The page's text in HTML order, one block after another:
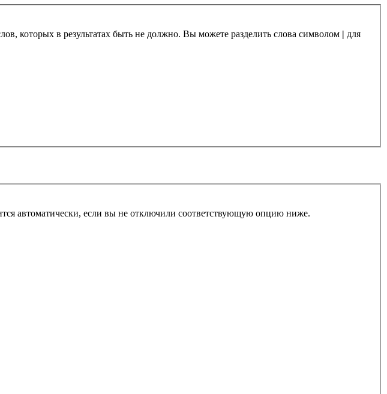
которых в результатах быть не должно. Вы можете разделить слова символом | для
автоматически, если вы не отключили соответствующую опцию ниже.